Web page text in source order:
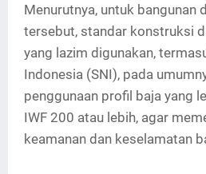
Menurutnya, untuk bangunan
tersebut, standar konstruksi
yang lazim digunakan,
Indonesia (SNI), pada
penggunaan profil baja yang
IWF 200 atau lebih, agar
keamanan dan keselamatan